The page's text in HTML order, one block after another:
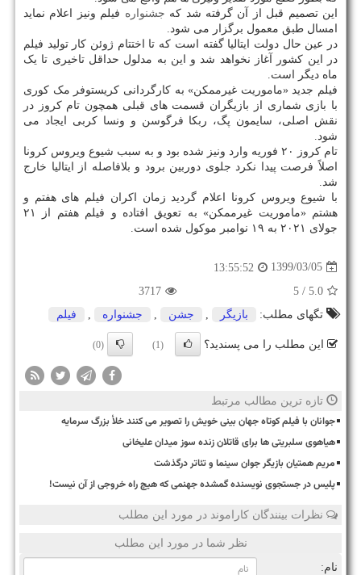
این تصمیم قبل از آن گرفته شد که جشنواره فیلم ونیز اعلام نماید
امسال طبق معمول برگزار می شود.
در عین حال دولت ایتالیا گفته است که تا اختتام ژوئن کار تولید فیلم
در این کشور آغاز نخواهد شد و این به مدلول حداقل تاخیری تا یک
ماه دیگر است.
فیلم جدید «ماموریت غیرممکن» به کارگردانی کریستوفر مک کوری
با بازی شماری از بازیگران قسمت های قبلی همچون تام کروز در
نقش اصلی، سایمون پگ، ربکا فرگوسن و ونسا کربی ایجاد می
شود.
تام کروز ۲۰ فوریه وارد ونیز شده بود و به سبب شیوع ویروس کرونا
اصلاً فرصت پیدا نکرد جلوی دوربین برود و بلافاصله از ایتالیا خارج
شد.
با شیوع ویروس کرونا اعلام گردید زمان اکران فیلم های هفتم و
هشتم «ماموریت غیرممکن» به تعویق افتاده و فیلم هفتم از ۲۱
جولای ۲۰۲۱ به ۱۹ نوامبر موکول شده است.
1399/03/05
13:55:52
5.0
/ 5
3717
تگهای مطلب:
بازیگر , جشن , جشنواره , فیلم
این مطلب را می پسندید؟ (1)
(0)
تازه ترین مطالب مرتبط
جوانان با فیلم کوتاه جهان بینی خویش را تصویر می کنند خلأ بزرگ سرمایه
هیاهوی سلبریتی ها برای قاتلان زنده سوز میدان علیخانی
مریم همتیان بازیگر جوان سینما و تئاتر درگذشت
پلیس در جستجوی نویسنده گمشده جهنمی که هیچ راه خروجی از آن نیست!
نظرات بینندگان کاراموند در مورد این مطلب
نظر شما در مورد این مطلب
نام: